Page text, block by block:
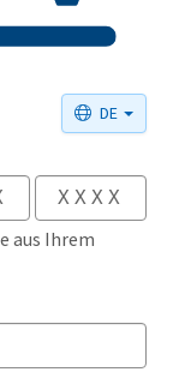
DE
aus Ihrem